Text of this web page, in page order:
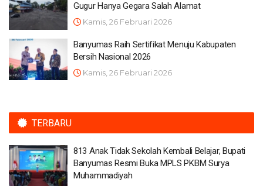
Gugur Hanya Gegara Salah Alamat
Kamis, 26 Februari 2026
Banyumas Raih Sertifikat Menuju Kabupaten
Bersih Nasional 2026
Kamis, 26 Februari 2026
TERBARU
813 Anak Tidak Sekolah Kembali Belajar, Bupati
Banyumas Resmi Buka MPLS PKBM Surya
Muhammadiyah